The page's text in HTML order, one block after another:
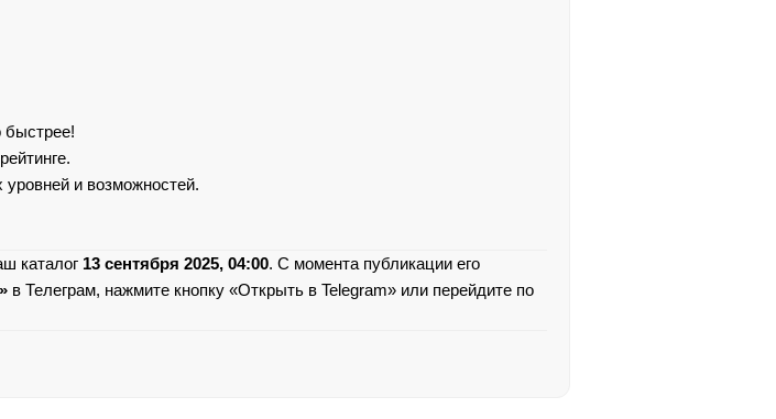
быстрее!
и возможностей.
каталог 13 сентября 2025, 04:00. С момента публикации его
в Телеграм, нажмите кнопку «Открыть в Telegram» или перейдите по